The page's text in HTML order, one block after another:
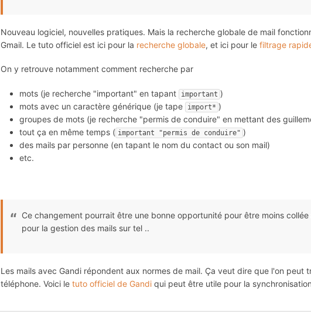
Nouveau logiciel, nouvelles pratiques. Mais la recherche globale de mail
Gmail. Le tuto officiel est ici pour la recherche globale, et ici pour le filtrage
On y retrouve notamment comment recherche par
mots (je recherche "important" en tapant important )
mots avec un caractère générique (je tape
import* )
groupes de mots (je recherche "permis de conduire" en mettant des
tout ça en même temps ( important "permis de conduire" )
des mails par personne (en tapant le nom du contact ou son mail)
etc.
Ce changement pourrait être une bonne opportunité pour être moins
pour la gestion des mails sur tel ..
Les mails avec Gandi répondent aux normes de mail. Ça veut dire que l'on peut
téléphone. Voici le tuto officiel de Gandi qui peut être utile pour la